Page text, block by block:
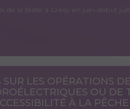
de la Bialle à Grésy en juin-début
LES OPÉRATIONS
OU DE
À LA PÊCHE